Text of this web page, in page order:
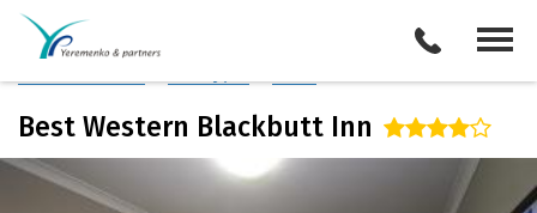
Австралия
Описание отеля
Best Western Blackbutt Inn